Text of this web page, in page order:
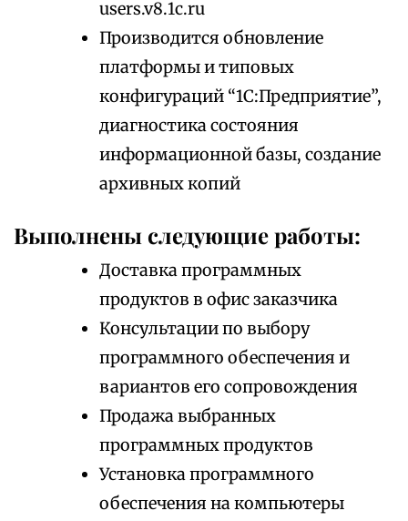
users.v8.1c.ru
Производится обновление
платформы и типовых
конфигураций “1С:Предприятие”,
диагностика состояния
информационной базы, создание
архивных копий
Выполнены следующие работы:
Доставка программных
продуктов в офис заказчика
Консультации по выбору
программного обеспечения и
вариантов его сопровождения
Продажа выбранных
программных продуктов
Установка программного
обеспечения на компьютеры